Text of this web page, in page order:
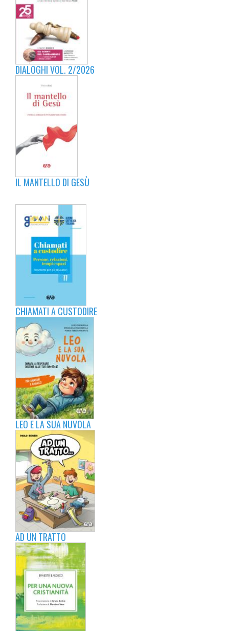
DIALOGHI VOL. 2/2026
IL MANTELLO DI GESÙ
CHIAMATI A CUSTODIRE
LEO E LA SUA NUVOLA
AD UN TRATTO